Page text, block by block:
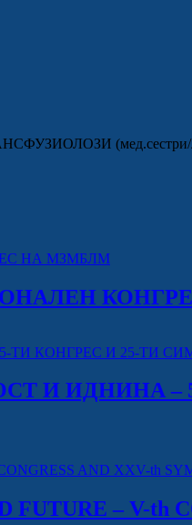
(мед.сестри/
И ИДНИНА
– V-th